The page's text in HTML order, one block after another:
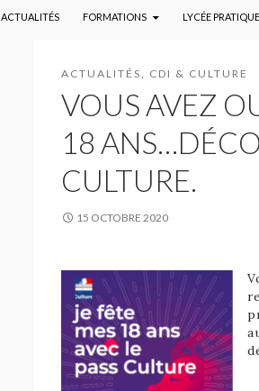
ACTUALITÉS FORMATIONS LYCÉE PRATIQUE
ACTUALITÉS, CDI & CULTURE
VOUS AVEZ
18
CULTURE.
15 OCTOBRE 2020